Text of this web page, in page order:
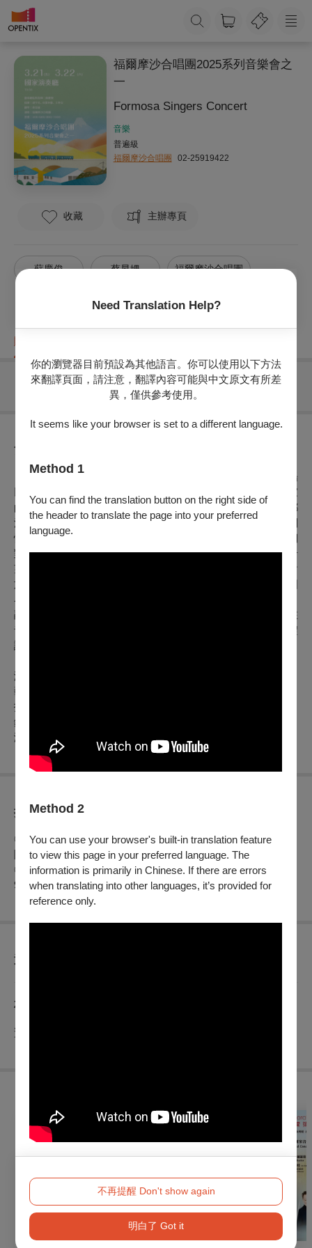
Need Translation Help?
你的瀏覽器目前預設為其他語言。你可以使用以下方法
來翻譯頁面，請注意，翻譯內容可能與中文原文有所差
異，僅供參考使用。
It seems like your browser is set to a different language.
Method 1
You can find the translation button on the right side of
the header to translate the page into your preferred
language.
Method 2
You can use your browser's built-in translation feature
to view this page in your preferred language. The
information is primarily in Chinese. If there are errors
when translating into other languages, it’s provided for
reference only.
不再提醒 Don't show again
明白了 Got it
福爾摩沙合唱團2025系列音樂會之
一
Formosa Singers Concert
音樂
普遍級
福爾摩沙合唱團
02-25919422
收藏 主辦專頁
蘇慶俊 蔡昱姍 福爾摩沙合唱團
購票資訊
無可售場次
節目介紹
《福爾摩沙合唱團2025系列音樂會之一》將帶領觀眾進入一場
以愛與和平為主題的音樂之旅。此次音樂會匯聚了多位作曲家
的精心創作，涵蓋了從古典到現代的各種風格，每一首作品都
深刻表達了對愛的渴望、對和平的期盼以及對地球環境的關
懷。音樂會的曲目將透過動人的旋律、感人的歌詞，喚起人們
對美好世界的共鳴與反思。透過歌聲的力量，合唱團呈現出希
望、平和、信仰與勇氣的情感，並在每一段音符中，將人類對
於愛與關懷的心意傳遞給每一位觀眾。音樂的語言將跨越國
界，無論是經典的和聲，還是富有現代感的編曲，都在歌唱中
融入了對人類、對自然的熱愛與尊重，讓每一位聆聽者都能在
音樂中找到心靈的共鳴與寧靜。這場音樂會不僅是對藝術的禮
讚，也是對世界未來美好願景的共同期許。
演出人員
藝術總監暨指揮｜蘇慶俊
指揮｜胡宇光、卓邵仲豪、王仲安
鋼琴｜蔡昱姍
演唱｜福爾摩沙合唱團
折扣方案
◎身心障礙人士及陪同者1名購票5折優待，入場時應出示身心
障礙手冊，陪同者與身障者需同時入場
◎團體優惠：請洽主辦單位福爾摩沙合唱團購買 02-2591-
9422
退換須知
相關單位
贊助單位：國藝會、恩典法律事務所、高逸文教基金會